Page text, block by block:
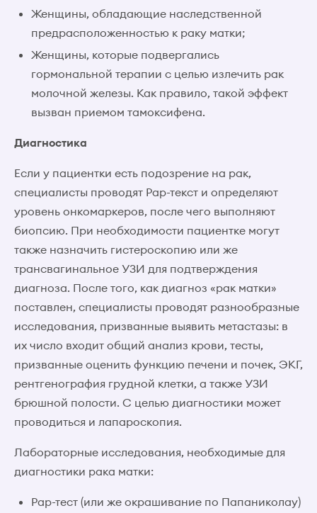
Женщины, обладающие наследственной
предрасположенностью к раку матки;
Женщины, которые подвергались
гормональной терапии с целью излечить рак
молочной железы. Как правило, такой эффект
вызван приемом тамоксифена.
Диагностика
Если у пациентки есть подозрение на рак,
специалисты проводят Рар-текст и определяют
уровень онкомаркеров, после чего выполняют
биопсию. При необходимости пациентке могут
также назначить гистероскопию или же
трансвагинальное УЗИ для подтверждения
диагноза. После того, как диагноз «рак матки»
поставлен, специалисты проводят разнообразные
исследования, призванные выявить метастазы: в
их число входит общий анализ крови, тесты,
призванные оценить функцию печени и почек, ЭКГ,
рентгенография грудной клетки, а также УЗИ
брюшной полости. С целью диагностики может
проводиться и лапароскопия.
Лабораторные исследования, необходимые для
диагностики рака матки:
Рар-тест (или же окрашивание по Папаниколау)